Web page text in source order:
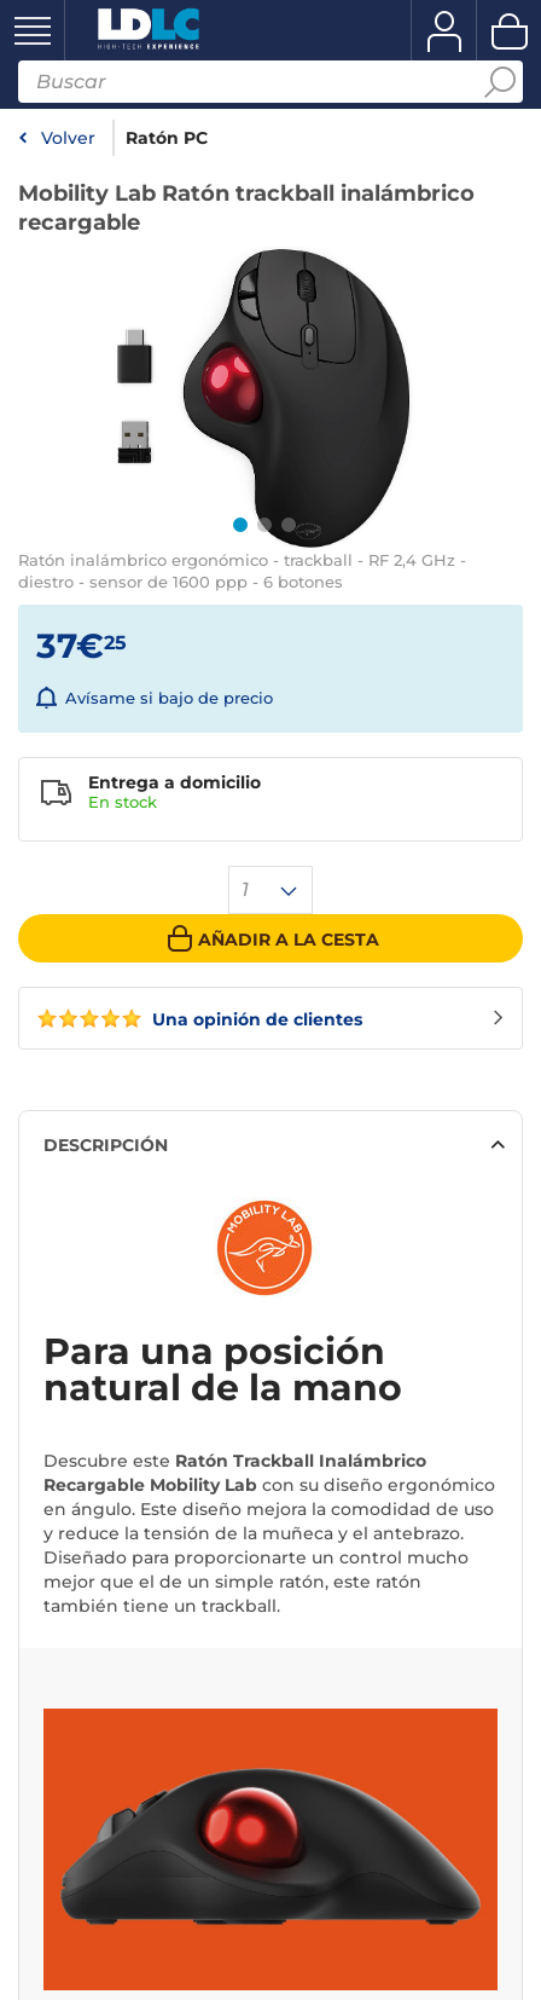
Volver Ratón PC
Mobility Lab Ratón trackball inalámbrico
recargable
Ratón inalámbrico ergonómico - trackball - RF 2,4 GHz -
diestro - sensor de 1600 ppp - 6 botones
Una opinión de clientes
37€25
Avísame si bajo de precio
1
AÑADIR A LA CESTA
Entrega a domicilio
En stock
DESCRIPCIÓN
Para una posición
natural de la mano
Descubre este Ratón Trackball Inalámbrico
Recargable Mobility Lab con su diseño ergonómico
en ángulo. Este diseño mejora la comodidad de uso
y reduce la tensión de la muñeca y el antebrazo.
Diseñado para proporcionarte un control mucho
mejor que el de un simple ratón, este ratón
también tiene un trackball.